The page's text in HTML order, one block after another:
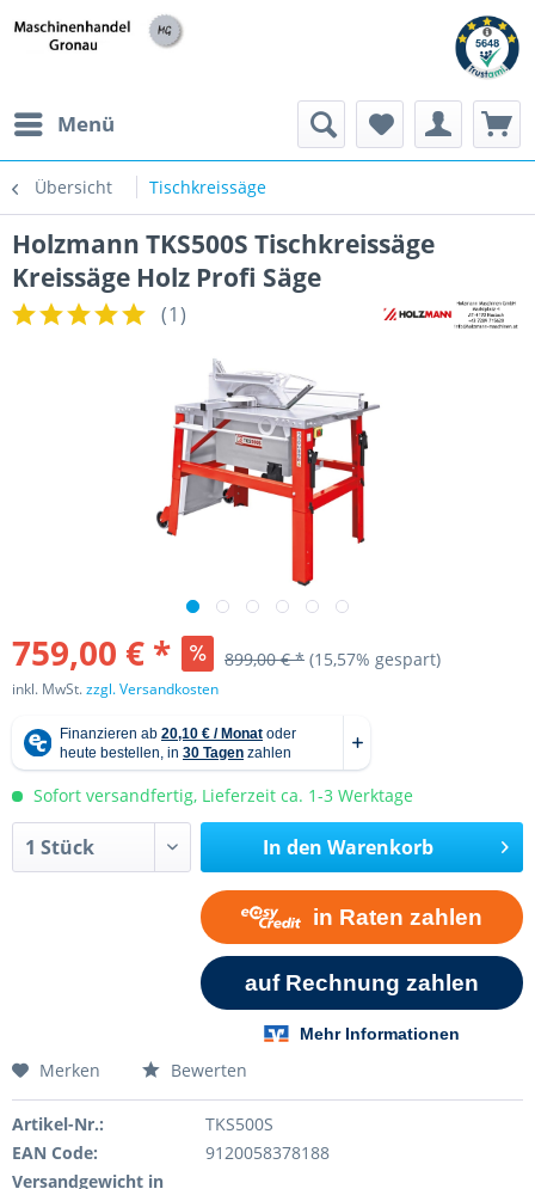
Menü
Übersicht Tischkreissäge
Holzmann TKS500S Tischkreissäge
Kreissäge Holz Profi Säge
(1)
759,00 € * 899,00 € * (15,57% gespart)
inkl. MwSt.zzgl. Versandkosten
Sofort versandfertig, Lieferzeit ca. 1-3 Werktage
In den Warenkorb
Merken Bewerten
Artikel-Nr.:
TKS500S
EAN Code:
9120058378188
Versandgewicht in